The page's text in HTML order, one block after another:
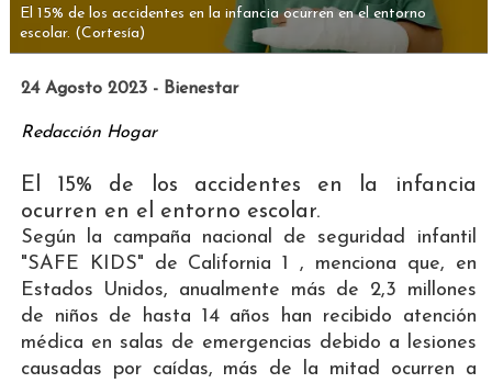
El 15% de los accidentes en la infancia ocurren en el entorno
escolar. (Cortesía)
24 Agosto 2023 - Bienestar
Redacción Hogar
El 15% de los accidentes en la infancia
ocurren en el entorno escolar.
Según la campaña nacional de seguridad infantil
"SAFE KIDS" de California 1 , menciona que, en
Estados Unidos, anualmente más de 2,3 millones
de niños de hasta 14 años han recibido atención
médica en salas de emergencias debido a lesiones
causadas por caídas, más de la mitad ocurren a